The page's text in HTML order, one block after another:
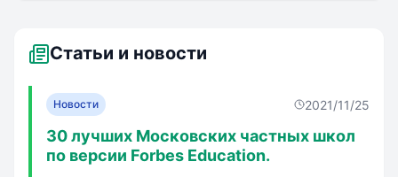
Статьи и новости
Новости 2021/11/25
30 лучших Московских частных школ
по версии Forbes Education.